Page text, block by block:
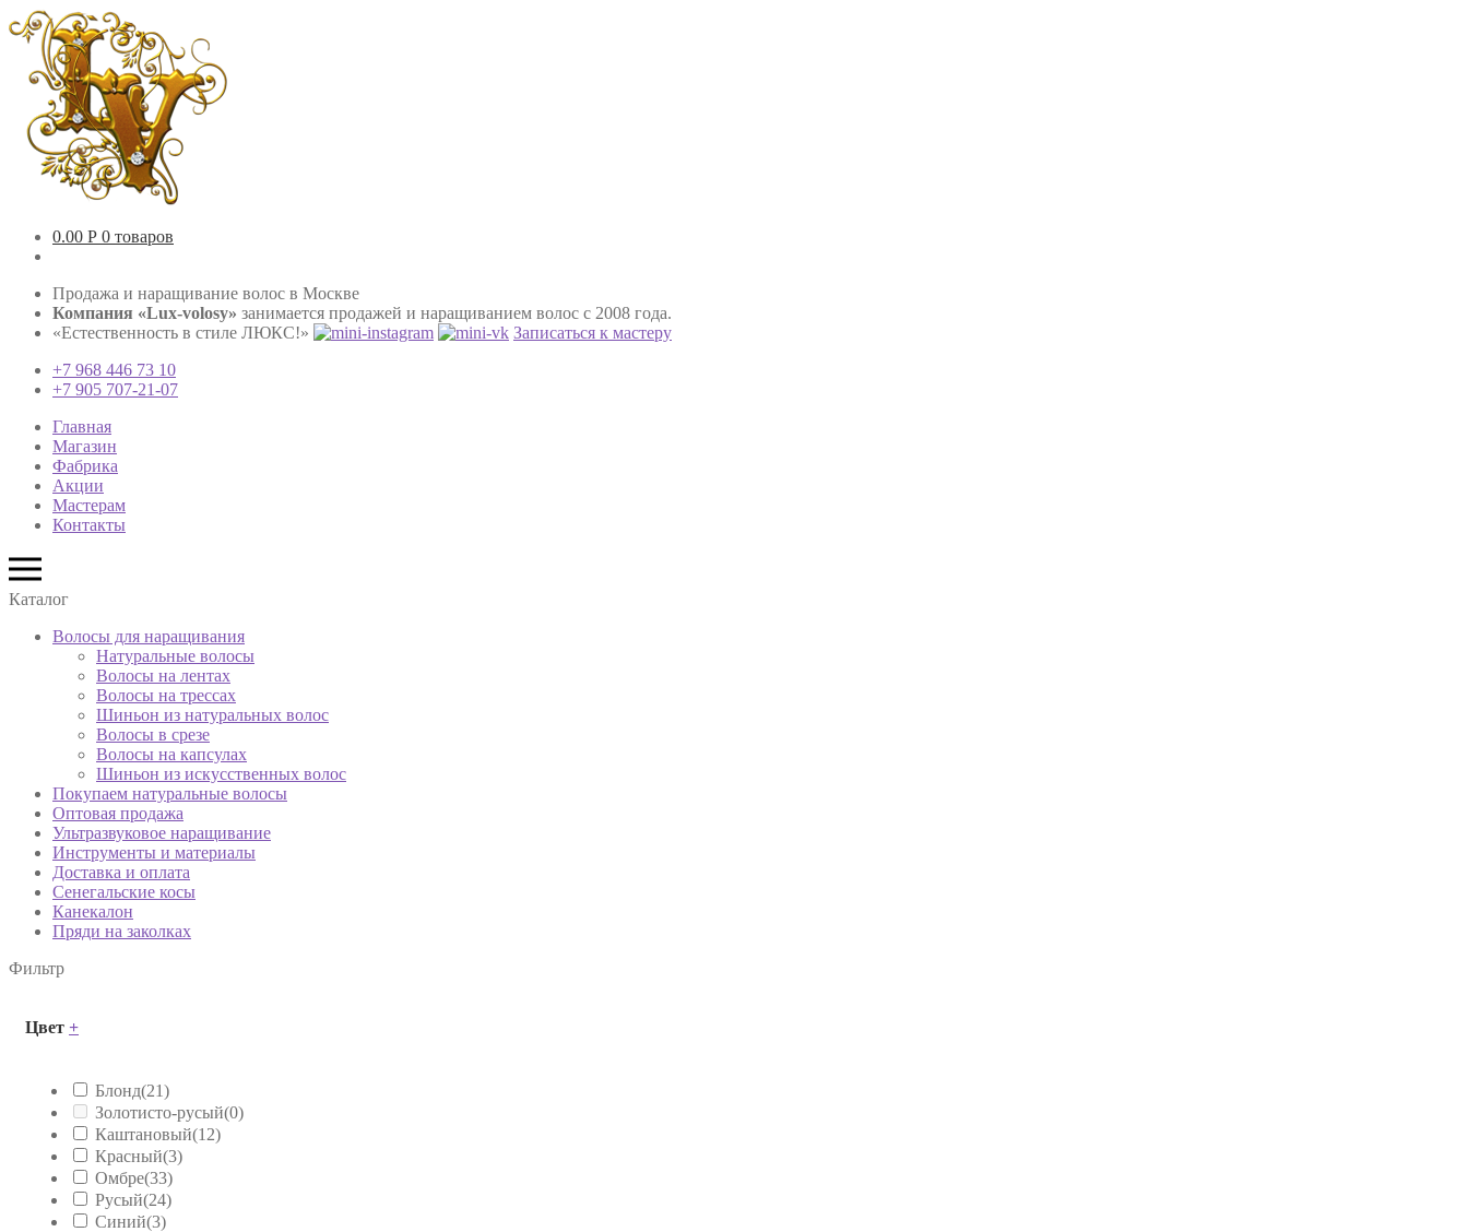
0.00 Р 0 товаров
Продажа и наращивание волос в Москве
Компания «Lux-volosy» занимается продажей и наращиванием волос с 2008 года.
«Естественность в стиле ЛЮКС!»
Записаться к мастеру
+7 968 446 73 10
+7 905 707-21-07
Главная
Магазин
Фабрика
Акции
Мастерам
Контакты
Каталог
Волосы для наращивания
Натуральные волосы
Волосы на лентах
Волосы на трессах
Шиньон из натуральных волос
Волосы в срезе
Волосы на капсулах
Шиньон из искусственных волос
Покупаем натуральные волосы
Оптовая продажа
Ультразвуковое наращивание
Инструменты и материалы
Доставка и оплата
Сенегальские косы
Канекалон
Пряди на заколках
Фильтр
Цвет +
Блонд(21)
Золотисто-русый(0)
Каштановый(12)
Красный(3)
Омбре(33)
Русый(24)
Синий(3)